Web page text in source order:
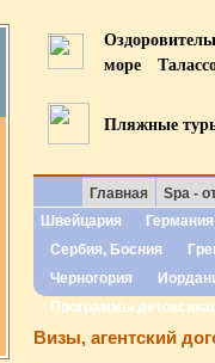
море
Пляжные
Главная
Spa -
Швейцария
Германия
Сербия, Босния
Черногория
Программы
Визы, агентский